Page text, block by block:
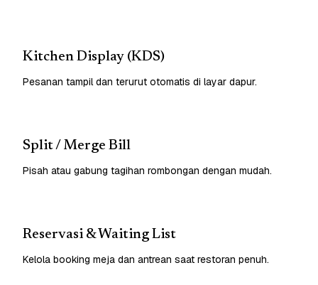
Kitchen Display (KDS)
Pesanan tampil dan terurut otomatis di layar dapur.
Split / Merge Bill
Pisah atau gabung tagihan rombongan dengan mudah.
Reservasi & Waiting List
Kelola booking meja dan antrean saat restoran penuh.